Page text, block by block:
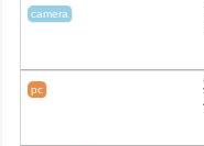
camera
pc